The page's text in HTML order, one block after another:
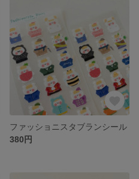
ファッショニスタブランシール
380円